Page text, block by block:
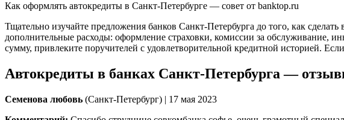
Как оформлять автокредиты в Санкт-Петербурге — совет от banktop.ru
Тщательно изучайте предложения банков Санкт-Петербурга до того, как
дополнительные расходы: оформление страховки, комиссии за обслуживание,
сумму, привлеките поручителей с удовлетворительной кредитной историей.
Автокредиты в банках Санкт-Петербурга —
Семенова любовь (Санкт-Петербург) | 17 мая 2023